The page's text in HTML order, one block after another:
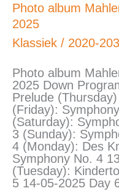
Photo album
2025
Klassiek / 2020-
Photo album
2025 Down
Prelude
(Friday):
(Saturday):
3 (Sunday):
4 (Monday): Des
Symphony No. 4
(Tuesday):
5 14-05-2025 Day
Photo
album
Mahler
Festival
2025